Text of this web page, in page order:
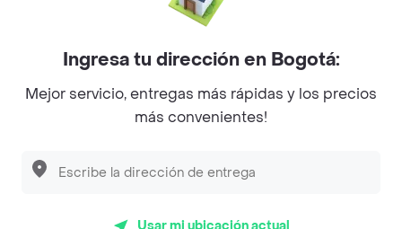
Descubre las PROMOCIONES que tenemos
Facebook
Twitter
Instagram
©2026Rappi Inc. All rights reserved.
Ingresa tu dirección en Bogotá:
Mejor servicio, entregas más rápidas y los precios
más convenientes!